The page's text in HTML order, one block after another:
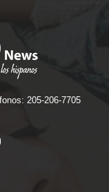
205-206-7705